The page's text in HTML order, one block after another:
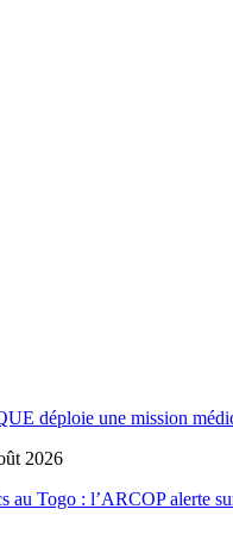
déploie une mission
2026
au Togo : l’ARCOP alerte